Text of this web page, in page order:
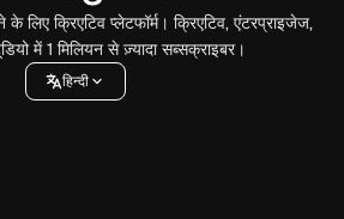
लिए क्रिएटिव प्लेटफॉर्म। क्रिएटिव, एंटरप्राइजेज,
में 1 मिलियन से ज़्यादा सब्सक्राइबर।
हिन्दी